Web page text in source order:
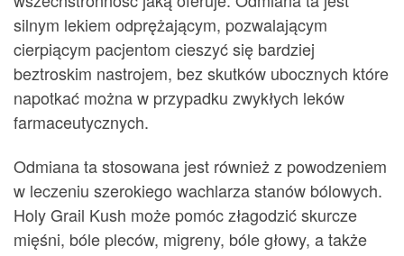
silnym lekiem odprężającym, pozwalającym
cierpiącym pacjentom cieszyć się bardziej
beztroskim nastrojem, bez skutków ubocznych które
napotkać można w przypadku zwykłych leków
farmaceutycznych.
Odmiana ta stosowana jest również z powodzeniem
w leczeniu szerokiego wachlarza stanów bólowych.
Holy Grail Kush może pomóc złagodzić skurcze
mięśni, bóle pleców, migreny, bóle głowy, a także